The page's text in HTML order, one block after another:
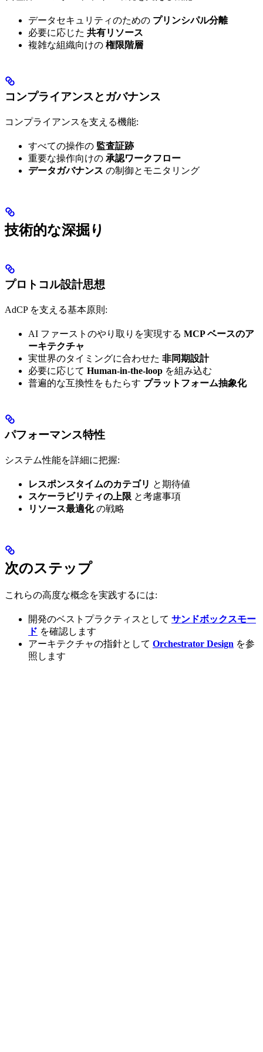
データセキュリティのための プリンシパル分離
必要に応じた 共有リソース
複雑な組織向けの 権限階層
コンプライアンスとガバナンス
コンプライアンスを支える機能:
すべての操作の 監査証跡
重要な操作向けの 承認ワークフロー
データガバナンス の制御とモニタリング
技術的な深掘り
プロトコル設計思想
AdCP を支える基本原則:
AI ファーストのやり取りを実現する MCP ベースのア
ーキテクチャ
実世界のタイミングに合わせた 非同期設計
必要に応じて Human-in-the-loop を組み込む
普遍的な互換性をもたらす プラットフォーム抽象化
パフォーマンス特性
システム性能を詳細に把握:
レスポンスタイムのカテゴリ と期待値
スケーラビリティの上限 と考慮事項
リソース最適化の戦略
次のステップ
これらの高度な概念を実践するには:
開発のベストプラクティスとして サンドボックスモー
ド を確認します
アーキテクチャの指針として Orchestrator Design を参
照します